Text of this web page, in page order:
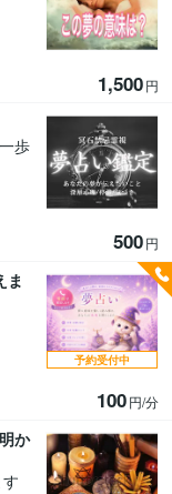
1,500円
歩
500円
ま
100円/分
予約受付中
か